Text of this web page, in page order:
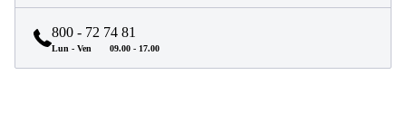
800 - 72 74 81
Lun - Ven 09.00 - 17.00